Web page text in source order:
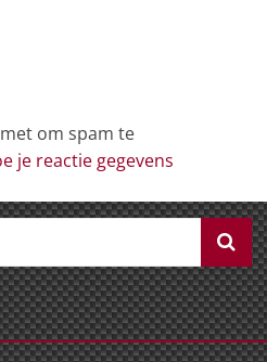
om spam te
je reactie gegevens